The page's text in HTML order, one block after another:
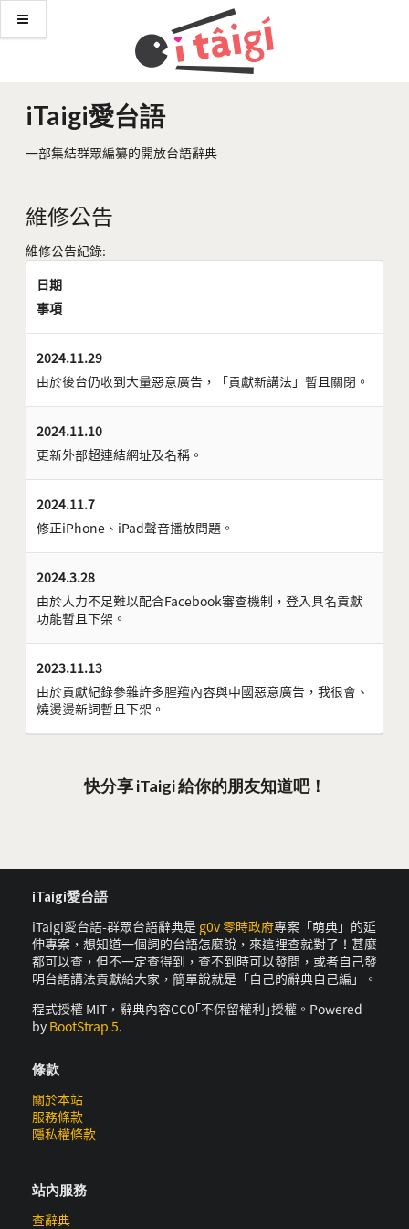
iTaigi愛台語
一部集結群眾編纂的開放台語辭典
維修公告
維修公告紀錄:
日期
事項
2024.11.29
由於後台仍收到大量惡意廣告，「貢獻新講法」暫且關閉。
2024.11.10
更新外部超連結網址及名稱。
2024.11.7
修正iPhone、iPad聲音播放問題。
2024.3.28
由於人力不足難以配合Facebook審查機制，登入具名貢獻
功能暫且下架。
2023.11.13
由於貢獻紀錄參雜許多腥羶內容與中國惡意廣告，我很會、
燒燙燙新詞暫且下架。
快分享 iTaigi 給你的朋友知道吧！
iTaigi愛台語
iTaigi愛台語-群眾台語辭典是 g0v 零時政府專案「萌典」的延
伸專案，想知道一個詞的台語怎麼說，來這裡查就對了！甚麼
都可以查，但不一定查得到，查不到時可以發問，或者自己發
明台語講法貢獻給大家，簡單說就是「自己的辭典自己編」。
程式授權 MIT，辭典內容CC0｢不保留權利｣授權。Powered
by BootStrap 5.
條款
關於本站
服務條款
隱私權條款
站內服務
查辭典